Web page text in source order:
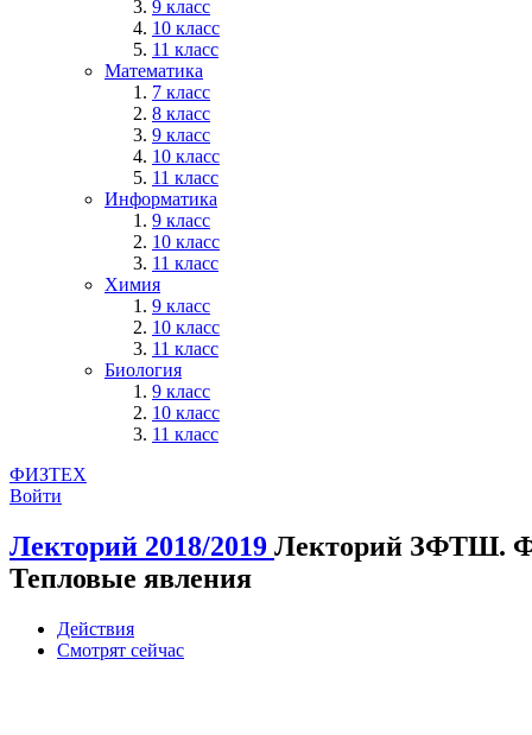
9 класс
10 класс
11 класс
Математика
7 класс
8 класс
9 класс
10 класс
11 класс
Информатика
9 класс
10 класс
11 класс
Химия
9 класс
10 класс
11 класс
Биология
9 класс
10 класс
11 класс
ФИЗТЕХ
Войти
Лекторий 2018/2019 Лекторий ЗФТШ.
Тепловые явления
Действия
Смотрят сейчас